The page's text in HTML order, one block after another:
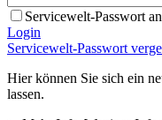
Servicewelt-Passwort
Login
Servicewelt-Passwort
Hier können Sie sich ein
lassen.